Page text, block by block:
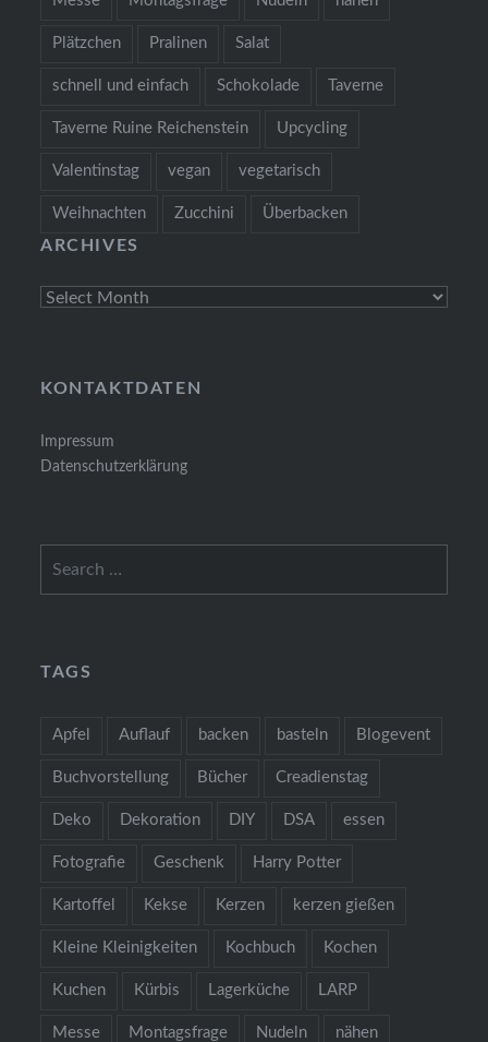
Plätzchen Pralinen Salat
schnell und einfach Schokolade Taverne
Taverne Ruine Reichenstein Upcycling
Valentinstag vegan vegetarisch
Weihnachten Zucchini Überbacken
ARCHIVES
Archives
KONTAKTDATEN
Impressum
Datenschutzerklärung
TAGS
Apfel Auflauf backen basteln Blogevent
Buchvorstellung Bücher Creadienstag
Deko Dekoration DIY DSA essen
Fotografie Geschenk Harry Potter
Kartoffel Kekse Kerzen kerzen gießen
Kleine Kleinigkeiten Kochbuch Kochen
Kuchen Kürbis Lagerküche LARP
Messe Montagsfrage Nudeln nähen